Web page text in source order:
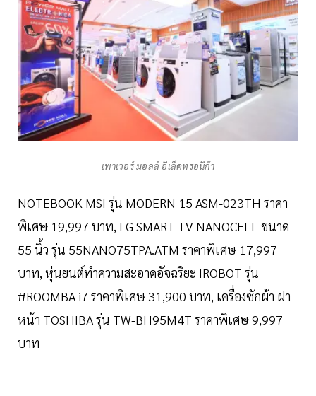
เพาเวอร์ มอลล์ อิเล็คทรอนิก้า
NOTEBOOK MSI รุ่น MODERN 15 ASM-023TH ราคา
พิเศษ 19,997 บาท, LG SMART TV NANOCELL ขนาด
55 นิ้ว รุ่น 55NANO75TPA.ATM ราคาพิเศษ 17,997
บาท, หุ่นยนต์ทำความสะอาดอัจฉริยะ IROBOT รุ่น
#ROOMBA i7 ราคาพิเศษ 31,900 บาท, เครื่องซักผ้า ฝา
หน้า TOSHIBA รุ่น TW-BH95M4T ราคาพิเศษ 9,997
บาท